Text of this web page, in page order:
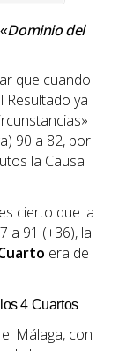
Dominio del
que cuando
Resultado ya
90 a 82, por
la Causa
cierto que la
a 91 (+36), la
era de
4 Cuartos
Málaga, con